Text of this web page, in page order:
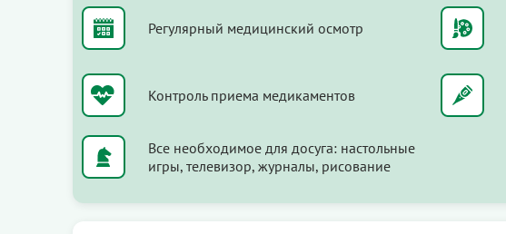
Регулярный медицинский осмотр
Контроль приема медикаментов
Все необходимое для досуга: настольные
игры, телевизор, журналы, рисование